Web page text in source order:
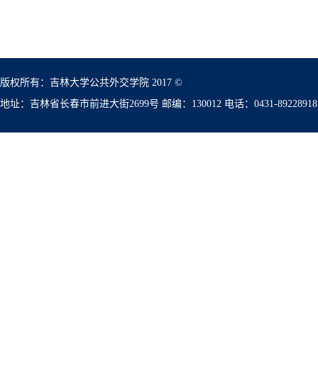
版权所有：吉林大学公共外交学院 2017 ©
地址：吉林省长春市前进大街2699号 邮编：130012 电话：0431-89228918